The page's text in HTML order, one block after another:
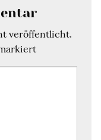
veröffentlicht.